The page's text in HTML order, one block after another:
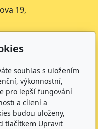
19,
souhlas s uložením
výkonnostní,
pro lepší fungování
a cílení a
budou uloženy,
tlačítkem Upravit